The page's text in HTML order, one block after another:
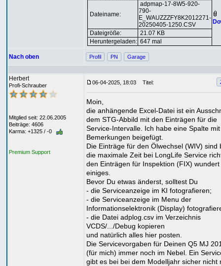
Dateiname:
adpmap-17-8W5-920-
790-
E_WAUZZZFY8K2012271-
20250405-1250.CSV
Dateigröße:
21.07 KB
Heruntergeladen: 647 mal
Nach oben Profil PN Garage
Herbert
Profi-Schrauber
Mitglied seit: 22.06.2005
Beiträge: 4606
Karma: +1325 / -0
Premium Support
06-04-2025, 18:03 Titel:
Moin,
die anhängende Excel-Datei ist ein
dem STG-Abbild mit den Einträgen für die
Service-Intervalle. Ich habe eine Spalte mit
Bemerkungen beigefügt.
Die Einträge für den Ölwechsel (WIV) sind
die maximale Zeit bei LongLife Service
den Einträgen für Inspektion (FIX) wundert
einiges.
Bevor Du etwas änderst, solltest Du
- die Serviceanzeige im KI fotografieren;
- die Serviceanzeige im Menu der
Informationselektronik (Display)
- die Datei adplog.csv im Verzeichnis
VCDS/.../Debug kopieren
und natürlich alles hier posten.
Die Servicevorgaben für Deinen Q5 MJ
(für mich) immer noch im Nebel. Ein
gibt es bei bei dem Modelljahr sicher nicht